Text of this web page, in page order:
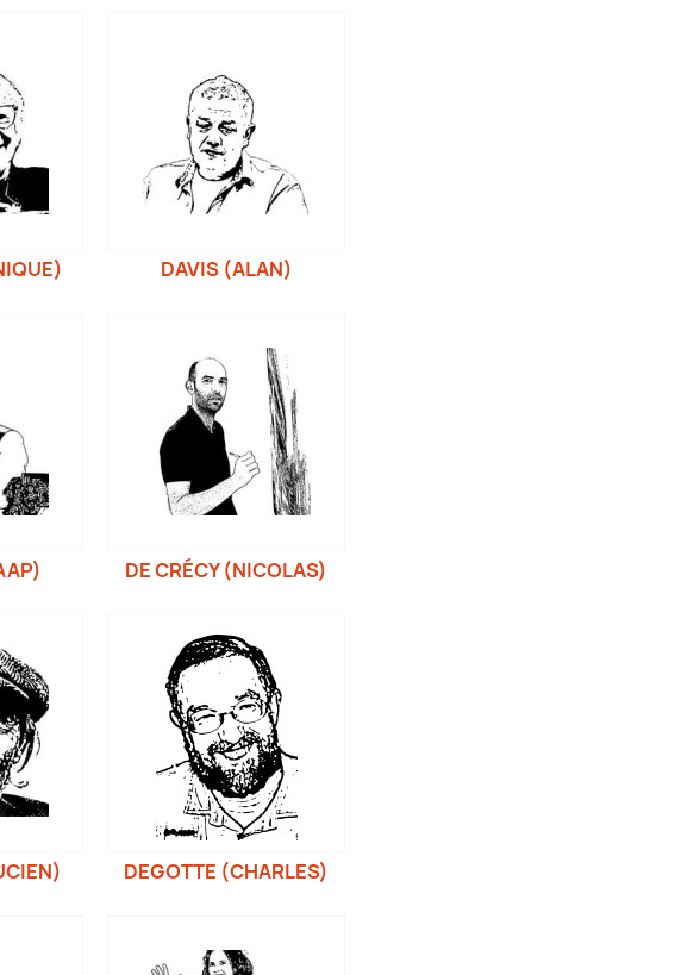
DAVIS (ALAN)
DE CRÉCY (NICOLAS)
DEGOTTE (CHARLES)